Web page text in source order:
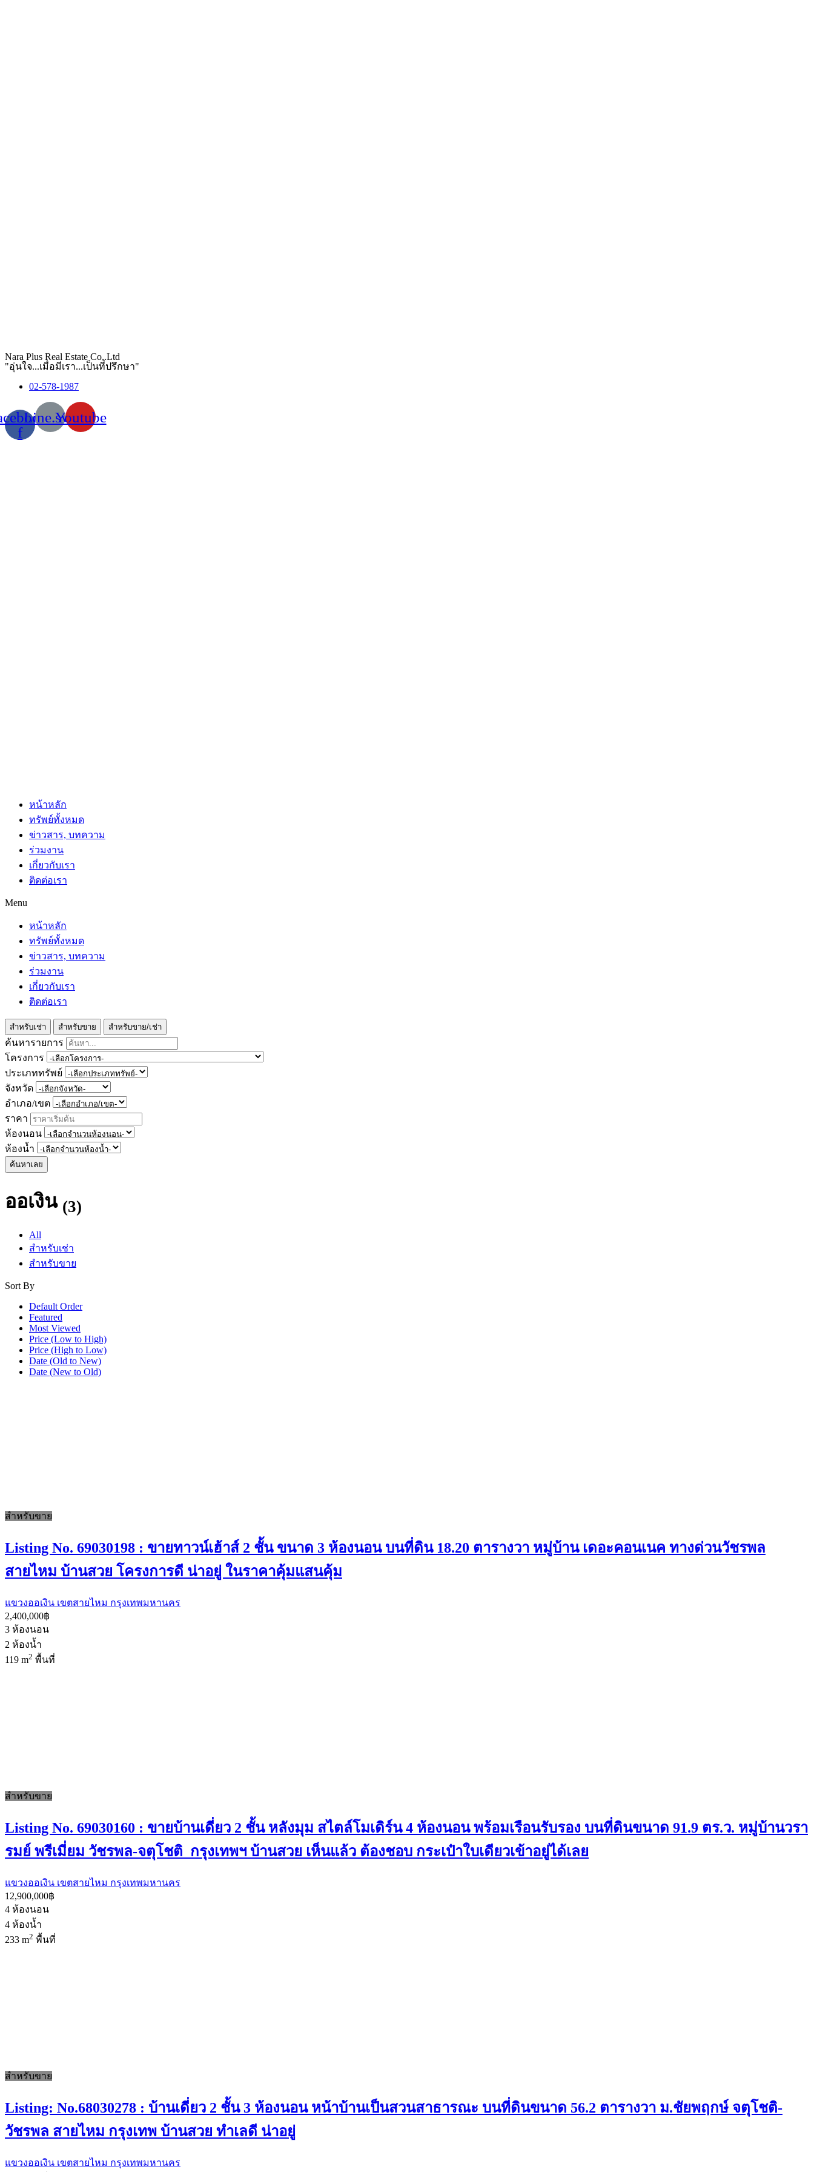
Nara Plus Real Estate Co,.Ltd
"อุ่นใจ...เมื่อมีเรา...เป็นที่ปรึกษา"
02-578-1987
f
Line.svgYoutube
หน้าหลัก
ทรัพย์ทั้งหมด
ข่าวสาร, บทความ
ร่วมงาน
เกี่ยวกับเรา
ติดต่อเรา
Menu
หน้าหลัก
ทรัพย์ทั้งหมด
ข่าวสาร, บทความ
ร่วมงาน
เกี่ยวกับเรา
ติดต่อเรา
สำหรับเช่า สำหรับขาย สำหรับขาย/เช่า
ค้นหารายการ
โครงการ
ประเภททรัพย์
จังหวัด
อำเภอ/เขต
ราคา
ห้องนอน
ห้องน้ำ
ค้นหาเลย
ออเงิน (3)
All
สำหรับเช่า
สำหรับขาย
Sort By
Default Order
Featured
Most Viewed
Price (Low to High)
Price (High to Low)
Date (Old to New)
Date (New to Old)
สำหรับขาย
Listing No. 69030198 : ขายทาวน์เฮ้าส์ 2 ชั้น ขนาด 3 ห้องนอน บนที่ดิน 18.20 ตารางวา หมู่บ้าน เดอะคอนเนค ทางด่วนวัชรพล
สายไหม บ้านสวย โครงการดี น่าอยู่ ในราคาคุ้มแสนคุ้ม
แขวงออเงิน เขตสายไหม กรุงเทพมหานคร
2,400,000฿
3 ห้องนอน
2 ห้องน้ำ
119 m2 พื้นที่
สำหรับขาย
Listing No. 69030160 : ขายบ้านเดี่ยว 2 ชั้น หลังมุม สไตล์โมเดิร์น 4 ห้องนอน พร้อมเรือนรับรอง บนที่ดินขนาด 91.9 ตร.ว. หมู่บ้านวรา
รมย์ พรีเมี่ยม วัชรพล-จตุโชติ กรุงเทพฯ บ้านสวย เห็นแล้ว ต้องชอบ กระเป๋าใบเดียวเข้าอยู่ได้เลย
แขวงออเงิน เขตสายไหม กรุงเทพมหานคร
12,900,000฿
4 ห้องนอน
4 ห้องน้ำ
233 m2 พื้นที่
สำหรับขาย
Listing: No.68030278 : บ้านเดี่ยว 2 ชั้น 3 ห้องนอน หน้าบ้านเป็นสวนสาธารณะ บนที่ดินขนาด 56.2 ตารางวา ม.ชัยพฤกษ์ จตุโชติ-
วัชรพล สายไหม กรุงเทพ บ้านสวย ทำเลดี น่าอยู่
แขวงออเงิน เขตสายไหม กรุงเทพมหานคร